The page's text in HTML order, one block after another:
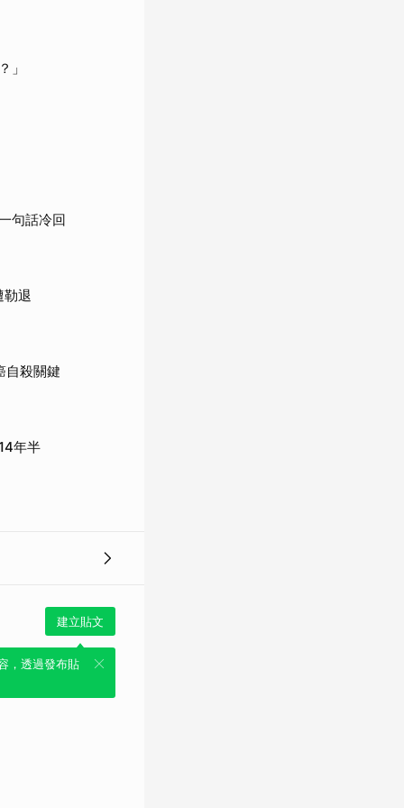
」
句話冷回
勒退
自殺關鍵
年半
建立貼文
，透過發布貼